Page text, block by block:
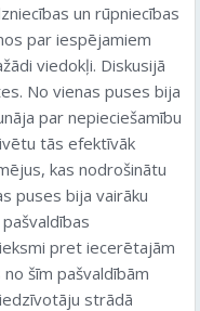
un rūpniecības
par iespējamiem
viedokļi. Diskusijā
No vienas puses bija
par nepieciešamību
tās efektīvāk
kas nodrošinātu
puses bija vairāku
pret iecerētajām
šīm pašvaldībām
strādā